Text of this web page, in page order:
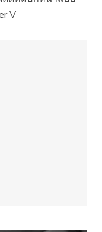
V